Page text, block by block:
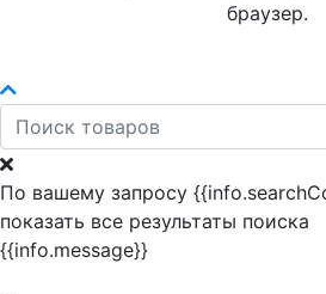
браузер.
По вашему запросу
показать все результаты поиска
{{info.message}}